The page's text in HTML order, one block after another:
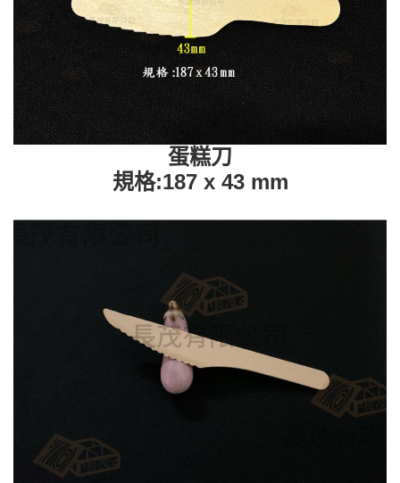
蛋糕刀
規格:187 x 43 mm